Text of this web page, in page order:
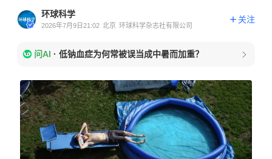
环球科学
2026年7月9日21:02 北京 环球科学杂志社有限公司
关注
问AI · 低钠血症为何常被误当成中暑而加重？